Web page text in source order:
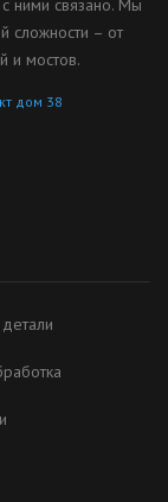
сложности – от
и мостов.
дом 38